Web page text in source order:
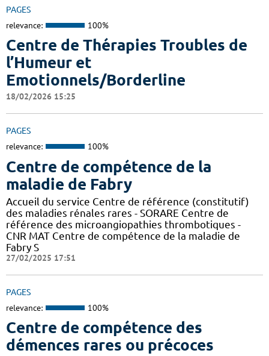
PAGES
relevance: 100%
Centre de Thérapies Troubles de
l’Humeur et
Emotionnels/Borderline
18/02/2026 15:25
PAGES
relevance: 100%
Centre de compétence de la
maladie de Fabry
Accueil du service Centre de référence (constitutif)
des maladies rénales rares - SORARE Centre de
référence des microangiopathies thrombotiques -
CNR MAT Centre de compétence de la maladie de
Fabry S
27/02/2025 17:51
PAGES
relevance: 100%
Centre de compétence des
démences rares ou précoces